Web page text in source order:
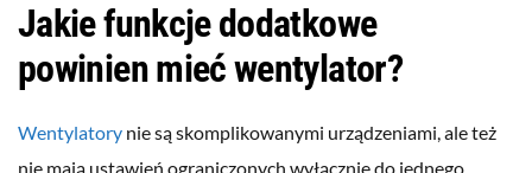
Jakie funkcje dodatkowe
powinien mieć wentylator?
Wentylatory nie są skomplikowanymi urządzeniami, ale też
nie mają ustawień ograniczonych wyłącznie do jednego